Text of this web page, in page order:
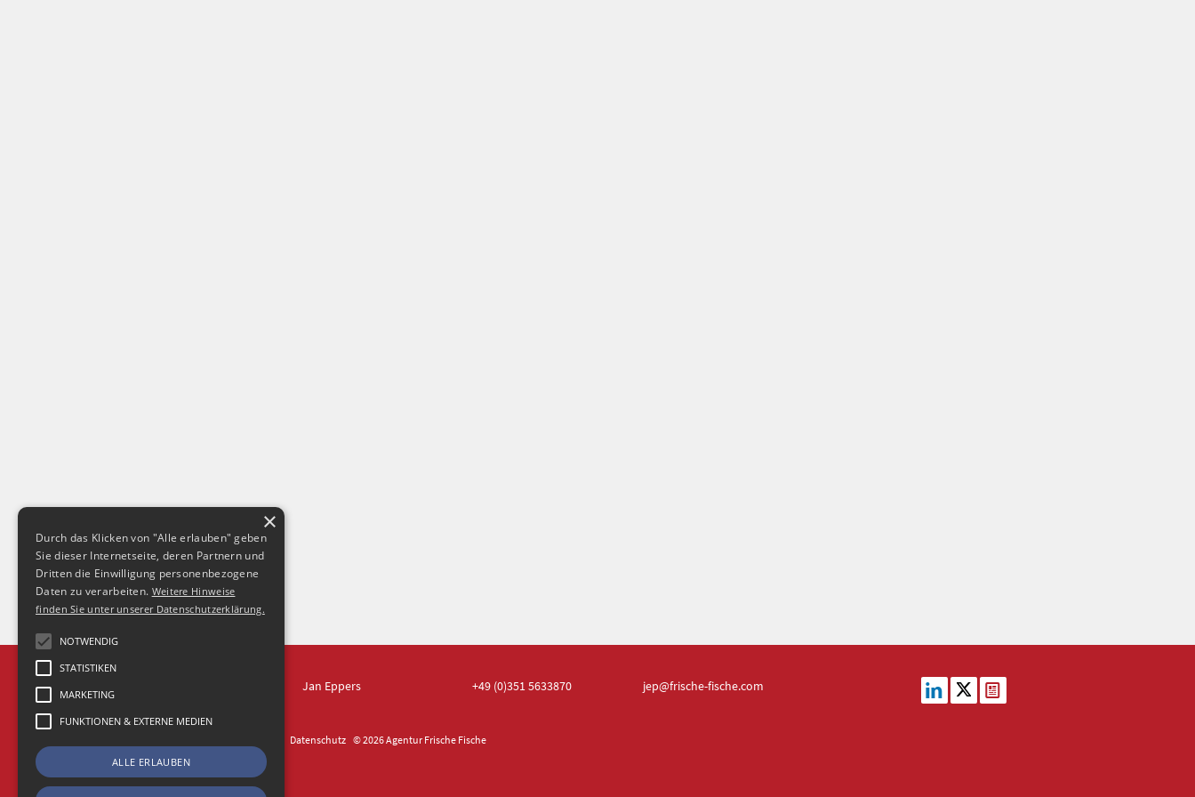
Jan Eppers +49 (0)3515633870 jep@frische-fische.com
Datenschutz © 2026 Agentur Frische Fische
×
Durch das Klicken von "Alle erlauben" geben
Sie dieser Internetseite, deren Partnern und
Dritten die Einwilligung personenbezogene
Daten zu verarbeiten. Weitere Hinweise
finden Sie unter unserer Datenschutzerklärung.
NOTWENDIG
STATISTIKEN
MARKETING
FUNKTIONEN & EXTERNE MEDIEN
ALLE ERLAUBEN